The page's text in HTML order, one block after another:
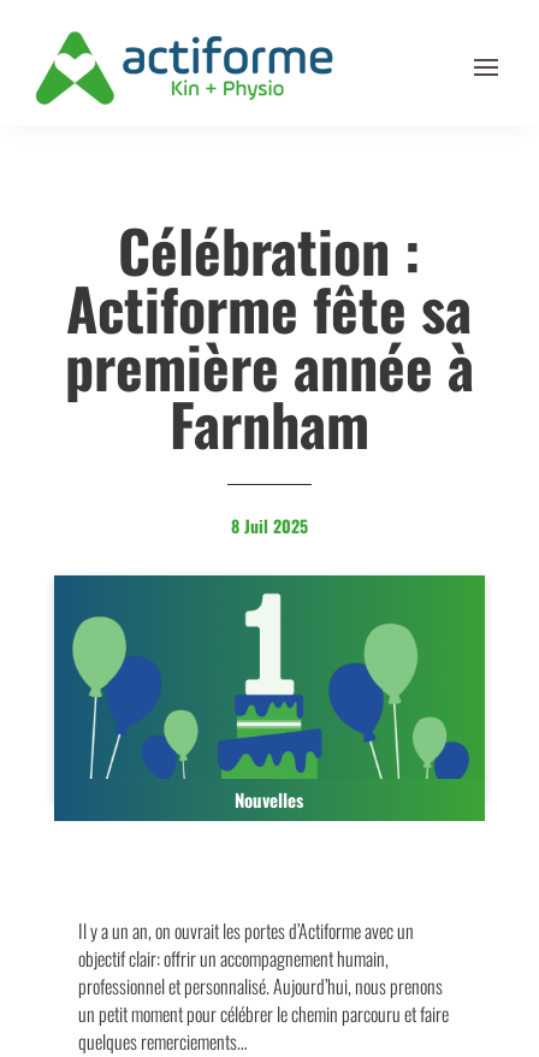
Célébration :
Actiforme fête sa
première année à
Farnham
8 Juil 2025
Nouvelles
Il y a un an, on ouvrait les portes d’Actiforme avec un
objectif clair: offrir un accompagnement humain,
professionnel et personnalisé. Aujourd’hui, nous prenons
un petit moment pour célébrer le chemin parcouru et faire
quelques remerciements…